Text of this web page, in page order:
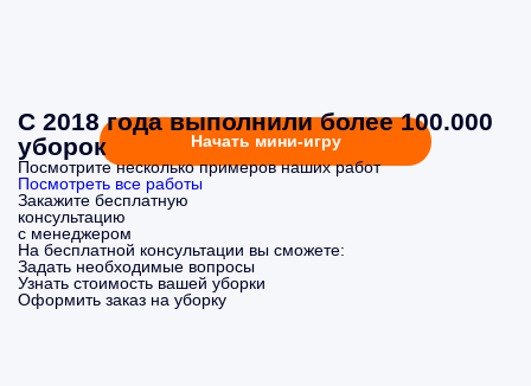
Начать мини-игру
С 2018 года выполнили более 100.000
уборок
Посмотрите несколько примеров наших работ
Посмотреть все работы
Закажите бесплатную
консультацию
с менеджером
На бесплатной консультации вы сможете:
Задать необходимые вопросы
Узнать стоимость вашей уборки
Оформить заказ на уборку